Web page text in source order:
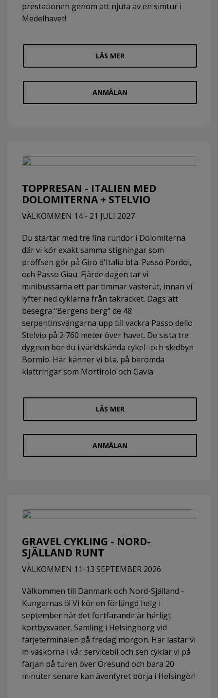
prestationen genom att njuta av en simtur i
Medelhavet!
LÄS MER
ANMÄLAN
TOPPRESAN - ITALIEN MED
DOLOMITERNA + STELVIO
VÄLKOMMEN 14 - 21 JULI 2027
Du startar med tre fina rundor i Dolomiterna
där vi kör exakt samma stigningar som
proffsen gör på Giro d'Italia bl.a. Passo Pordoi,
och Passo Giau. Fjärde dagen tar vi
minibussarna ett par timmar västerut, innan vi
lyfter ned cyklarna från takräcket. Dags att
besegra "Bergens berg" de 48
serpentinsvängarna upp till vackra Passo dello
Stelvio på 2 760 meter över havet. De sista tre
dygnen bor du i världskända cykel- och skidbyn
Bormio. Här känner vi bl.a. på berömda
klättringar som Mortirolo och Gavia.
LÄS MER
ANMÄLAN
GRAVEL CYKLING - NORD-
SJÄLLAND RUNT
VÄLKOMMEN 11-13 SEPTEMBER 2026
Välkommen till Danmark och Nord-Själland -
Kungarnas ö! Vi kör en förlängd helg i
september när det fortfarande är härligt
kortbyxväder. Samling i Helsingborg vid
färjeterminalen på fredag morgon. Här lastar vi
in väskorna i vår servicebil och sen cyklar vi på
färjan på turen över Öresund och bara 20
minuter senare kan äventyret börja i Helsingör!